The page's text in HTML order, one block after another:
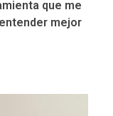
que me
mejor